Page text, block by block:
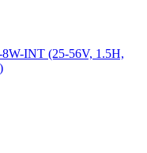
INT (25-56V, 1.5H,